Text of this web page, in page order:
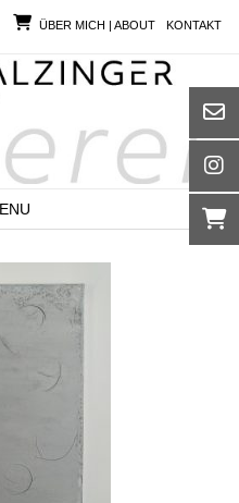
ÜBER MICH | ABOUT KONTAKT